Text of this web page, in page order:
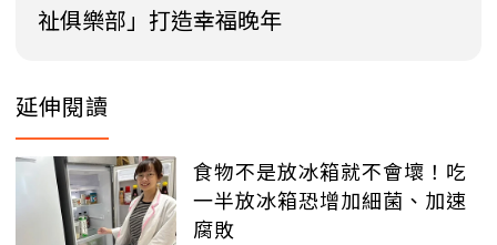
祉俱樂部」打造幸福晚年
延伸閱讀
食物不是放冰箱就不會壞！吃
一半放冰箱恐增加細菌、加速
腐敗